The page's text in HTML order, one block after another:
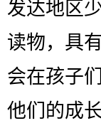
发达地区
读物，具
会在孩子
他们的成